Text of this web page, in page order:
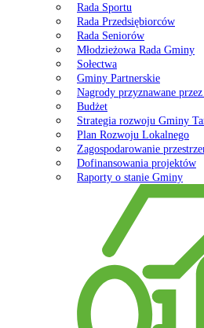
Rada Sportu
Rada Przedsiębiorców
Rada Seniorów
Młodzieżowa Rada Gminy
Sołectwa
Gminy Partnerskie
Nagrody przyznawane
Budżet
Strategia rozwoju Gminy
Plan Rozwoju Lokalnego
Zagospodarowanie
Dofinansowania projektów
Raporty o stanie Gminy